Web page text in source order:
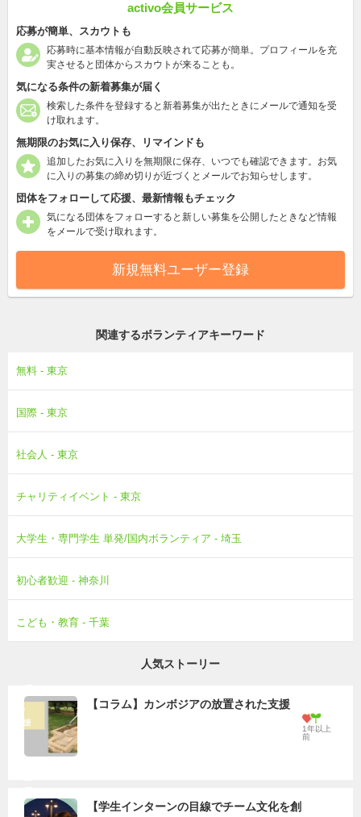
activo会員サービス
応募が簡単、スカウトも
応募時に基本情報が自動反映されて応募が簡単。プロフィールを充
実させると団体からスカウトが来ることも。
気になる条件の新着募集が届く
検索した条件を登録すると新着募集が出たときにメールで通知を受
け取れます。
無期限のお気に入り保存、リマインドも
追加したお気に入りを無期限に保存、いつでも確認できます。お気
に入りの募集の締め切りが近づくとメールでお知らせします。
団体をフォローして応援、最新情報もチェック
気になる団体をフォローすると新しい募集を公開したときなど情報
をメールで受け取れます。
新規無料ユーザー登録
関連するボランティアキーワード
無料 - 東京
国際 - 東京
社会人 - 東京
チャリティイベント - 東京
大学生・専門学生 単発/国内ボランティア - 埼玉
初心者歓迎 - 神奈川
こども・教育 - 千葉
人気ストーリー
【コラム】カンボジアの放置された支援
1年以上
前
【学生インターンの目線でチーム文化を創